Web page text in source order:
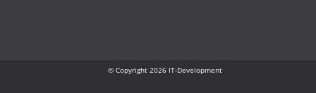
© Copyright 2026 IT-Development